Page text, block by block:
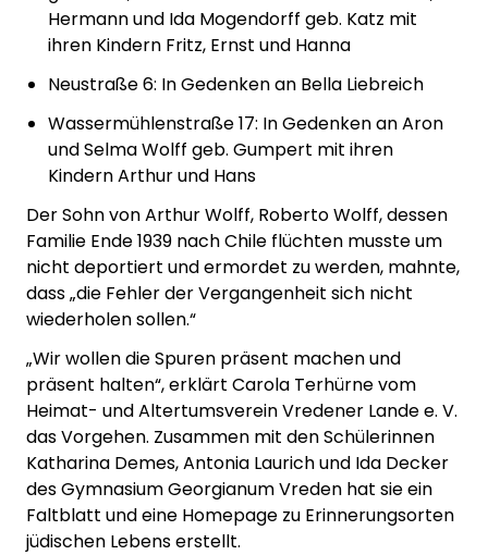
Hermann und Ida Mogendorff geb. Katz mit
ihren Kindern Fritz, Ernst und Hanna
Neustraße 6: In Gedenken an Bella Liebreich
Wassermühlenstraße 17: In Gedenken an Aron
und Selma Wolff geb. Gumpert mit ihren
Kindern Arthur und Hans
Der Sohn von Arthur Wolff, Roberto Wolff, dessen
Familie Ende 1939 nach Chile flüchten musste um
nicht deportiert und ermordet zu werden, mahnte,
dass „die Fehler der Vergangenheit sich nicht
wiederholen sollen.“
„Wir wollen die Spuren präsent machen und
präsent halten“, erklärt Carola Terhürne vom
Heimat- und Altertumsverein Vredener Lande e. V.
das Vorgehen. Zusammen mit den Schülerinnen
Katharina Demes, Antonia Laurich und Ida Decker
des Gymnasium Georgianum Vreden hat sie ein
Faltblatt und eine Homepage zu Erinnerungsorten
jüdischen Lebens erstellt.